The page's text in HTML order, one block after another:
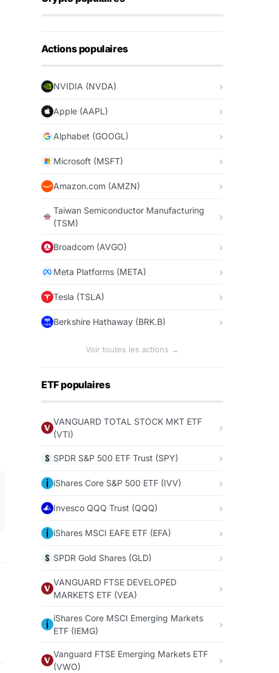
Actions populaires
NVIDIA (NVDA)
Apple (AAPL)
Alphabet (GOOGL)
Microsoft (MSFT)
Amazon.com (AMZN)
Taiwan Semiconductor Manufacturing
(TSM)
Broadcom (AVGO)
Meta Platforms (META)
Tesla (TSLA)
Berkshire Hathaway (BRK.B)
Voir toutes les actions →
ETF populaires
VANGUARD TOTAL STOCK MKT ETF
(VTI)
SPDR S&P 500 ETF Trust (SPY)
iShares Core S&P 500 ETF (IVV)
Invesco QQQ Trust (QQQ)
iShares MSCI EAFE ETF (EFA)
SPDR Gold Shares (GLD)
VANGUARD FTSE DEVELOPED
MARKETS ETF (VEA)
iShares Core MSCI Emerging Markets
ETF (IEMG)
Vanguard FTSE Emerging Markets ETF
(VWO)